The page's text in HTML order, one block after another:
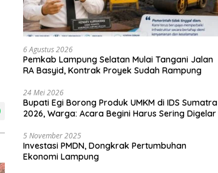
6 Agustus 2026
Pemkab Lampung Selatan Mulai Tangani Jalan
RA Basyid, Kontrak Proyek Sudah Rampung
24 Mei 2026
Bupati Egi Borong Produk UMKM di IDS Sumatra
2026, Warga: Acara Begini Harus Sering Digelar
5 November 2025
Investasi PMDN, Dongkrak Pertumbuhan
Ekonomi Lampung